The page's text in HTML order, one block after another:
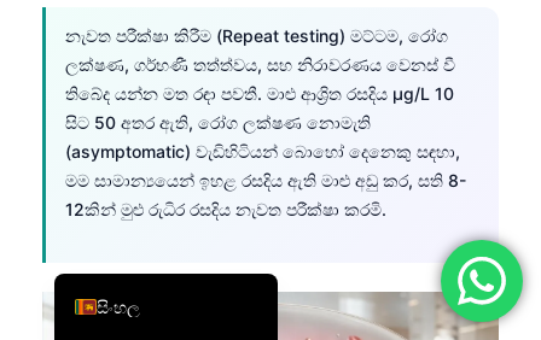
නැවත පරීක්ෂා කිරීම (Repeat testing) මට්ටම, රෝග
ලක්ෂණ, ගර්භණී තත්ත්වය, සහ නිරාවරණය වෙනස් වී
තිබේද යන්න මත රඳා පවතී. මාළු ආශ්‍රිත රසදිය µg/L 10
සිට 50 අතර ඇති, රෝග ලක්ෂණ නොමැති
(asymptomatic) වැඩිහිටියන් බොහෝ දෙනෙකු සඳහා,
මම සාමාන්‍යයෙන් ඉහළ රසදිය ඇති මාළු අඩු කර, සති 8-
12කින් මුළු රුධිර රසදිය නැවත පරීක්ෂා කරමි.
සිංහල
Deutsch
العربية
Français
עִבְרִית
Italiano
Español